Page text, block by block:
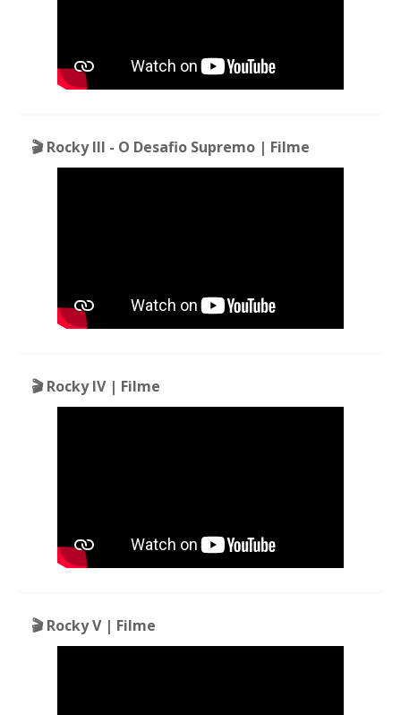
🎬 Rocky III - O Desafio Supremo | Filme
🎬 Rocky IV | Filme
🎬 Rocky V | Filme